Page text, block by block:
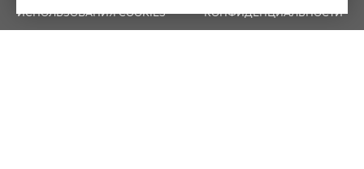
ИСПОЛЬЗОВАНИЯ COOKIES
КОНФИДЕНЦИАЛЬНОСТИ